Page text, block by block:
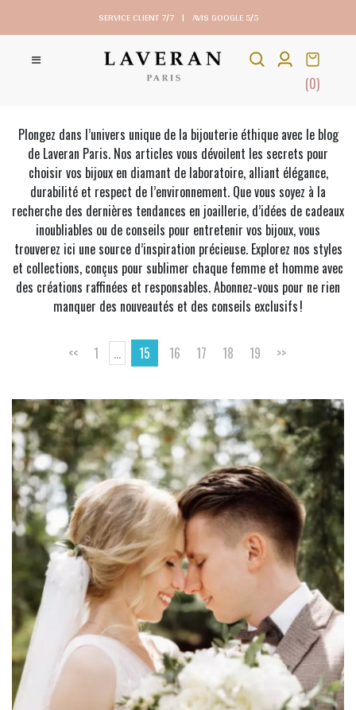
SERVICE CLIENT 7/7 | AVIS GOOGLE 5/5
(0)
Plongez dans l’univers unique de la bijouterie éthique avec le blog
de Laveran Paris. Nos articles vous dévoilent les secrets pour
choisir vos bijoux en diamant de laboratoire, alliant élégance,
durabilité et respect de l’environnement. Que vous soyez à la
recherche des dernières tendances en joaillerie, d’idées de cadeaux
inoubliables ou de conseils pour entretenir vos bijoux, vous
trouverez ici une source d’inspiration précieuse. Explorez nos styles
et collections, conçus pour sublimer chaque femme et homme avec
des créations raffinées et responsables. Abonnez-vous pour ne rien
manquer des nouveautés et des conseils exclusifs !
<< 1 ... 15 16 17 18 19 >>